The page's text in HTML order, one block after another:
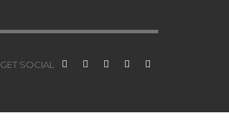
GET SOCIAL